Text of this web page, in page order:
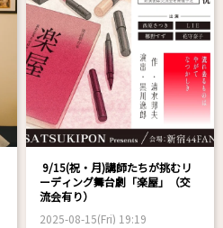
9/15(祝・月)講師たちが挑むリ
ーディング舞台劇「楽屋」（交
流会有り）
2025-08-15(Fri) 19:19